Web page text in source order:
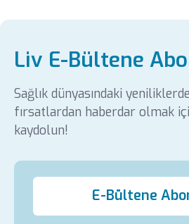
Liv E-Bültene
Sağlık dünyasındaki
fırsatlardan haberdar olmak
kaydolun!
E-Bültene